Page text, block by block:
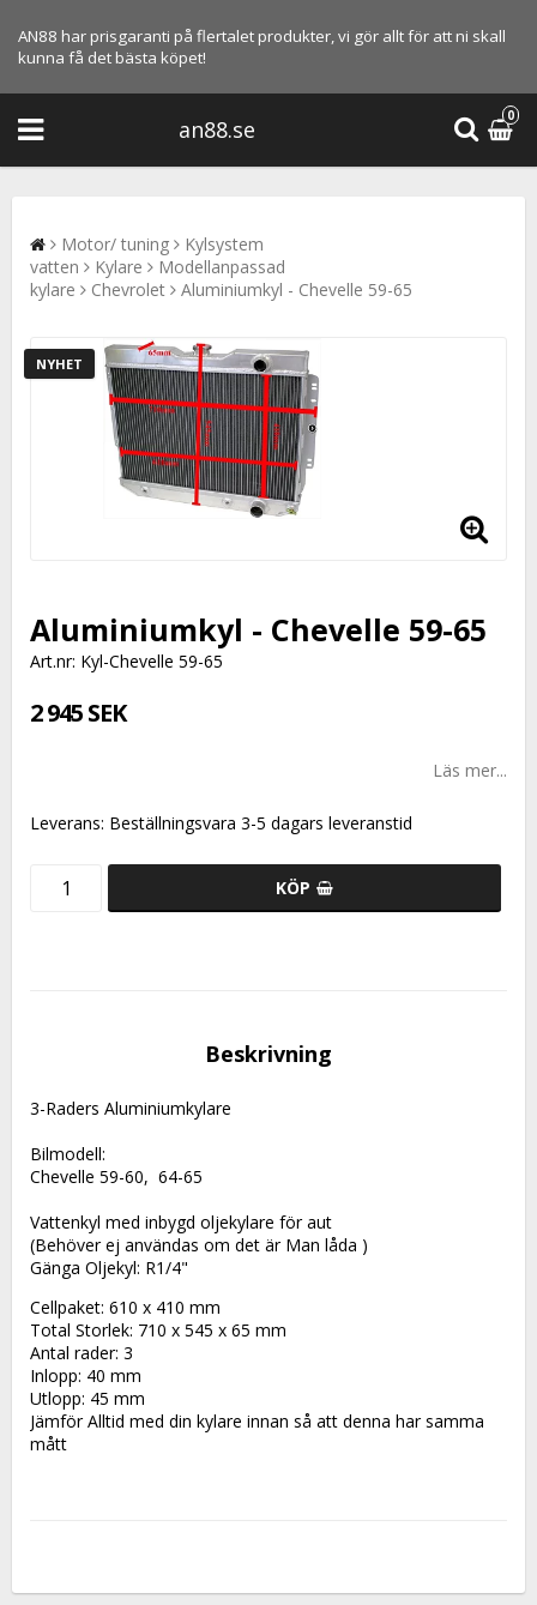
AN88 har prisgaranti på flertalet produkter, vi gör allt för att ni skall
kunna få det bästa köpet!
an88.se
0
Motor/ tuning
Kylsystem
vatten
Kylare
Modellanpassad
kylare
Chevrolet Aluminiumkyl - Chevelle 59-65
NYHET
Aluminiumkyl - Chevelle 59-65
Art.nr: Kyl-Chevelle 59-65
2 945 SEK
Läs mer...
Leverans: Beställningsvara 3-5 dagars leveranstid
KÖP
Beskrivning
3-Raders Aluminiumkylare
Bilmodell:
Chevelle 59-60,  64-65
Vattenkyl med inbygd oljekylare för aut
(Behöver ej användas om det är Man låda )
Gänga Oljekyl: R1/4"
Cellpaket: 610 x 410 mm
Total Storlek: 710 x 545 x 65 mm
Antal rader: 3
Inlopp: 40 mm
Utlopp: 45 mm
Jämför Alltid med din kylare innan så att denna har samma
mått